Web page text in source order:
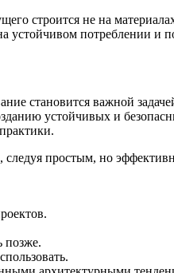
строится не на
устойчивом потреблении и
становится важной
устойчивых и
простым, но
позже.